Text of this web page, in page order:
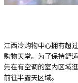
江西冷购物中心拥有超
购物天堂。为了保持舒
先在有空调的室内区域
前往半露天区域。